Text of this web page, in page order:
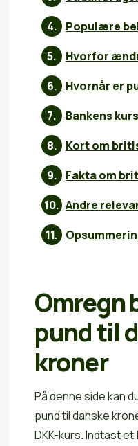
Populære
Hvorfor
Hvornår er
Bankens
Kort om
Fakta om
Andre
Omregn
pund til
kroner
På denne side kan
pund til danske
DKK-kurs. Indtast